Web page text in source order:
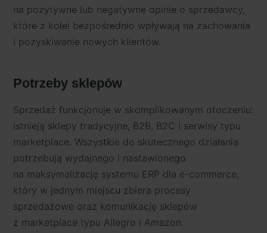
na pozytywne lub negatywne opinie o sprzedawcy,
które z kolei bezpośrednio wpływają na zachowania
i pozyskiwanie nowych klientów.
Potrzeby sklepów
Sprzedaż funkcjonuje w skomplikowanym otoczeniu:
istnieją sklepy tradycyjne, B2B, B2C i serwisy typu
marketplace. Wszystkie do skutecznego działania
potrzebują wydajnego i nastawionego
na maksymalizację systemu ERP dla e-commerce,
który w jednym miejscu zbiera procesy
sprzedażowe oraz komunikację sklepów
z marketplace typu Allegro i Amazon.